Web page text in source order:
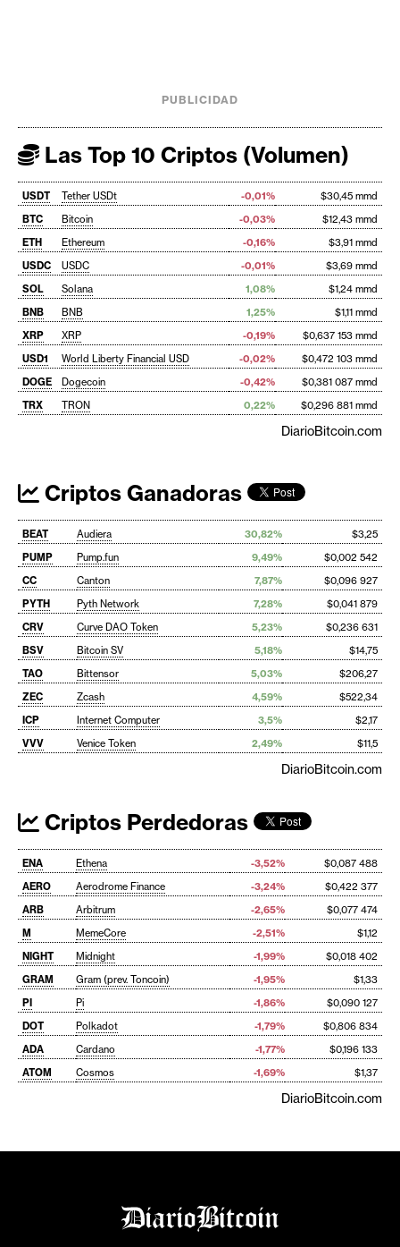
PUBLICIDAD
Las Top 10 Criptos (Volumen)
USDT Tether USDt -0,01%
$30,45 mmd
BTC
Bitcoin -0,03%
$12,43 mmd
ETH
Ethereum -0,16%
$3,91 mmd
USDC
USDC -0,01%
$3,69 mmd
SOL
Solana 1,08%
$1,24 mmd
BNB
BNB 1,25%
$1,11 mmd
XRP
XRP -0,19%
$0,637 153 mmd
USD1
World Liberty Financial USD -0,02%
$0,472 103 mmd
DOGE
Dogecoin -0,42%
$0,381 087 mmd
TRX
TRON 0,22% $0,296 881 mmd
DiarioBitcoin.com
Criptos Ganadoras
BEAT Audiera 30,82%
$3,25
PUMP
Pump.fun 9,49%
$0,002 542
CC
Canton 7,87%
$0,096 927
PYTH
Pyth Network 7,28%
$0,041 879
CRV
Curve DAO Token 5,23%
$0,236 631
BSV
Bitcoin SV 5,18%
$14,75
TAO
Bittensor 5,03%
$206,27
ZEC
Zcash 4,59%
$522,34
ICP
Internet Computer 3,5%
$2,17
VVV
Venice Token 2,49% $11,5
DiarioBitcoin.com
Criptos Perdedoras
ENA Ethena -3,52%
$0,087 488
AERO
Aerodrome Finance -3,24%
$0,422 377
ARB
Arbitrum -2,65%
$0,077 474
M
MemeCore -2,51%
$1,12
NIGHT
Midnight -1,99%
$0,018 402
GRAM
Gram (prev. Toncoin) -1,95%
$1,33
PI
Pi -1,86%
$0,090 127
DOT
Polkadot -1,79%
$0,806 834
ADA
Cardano -1,77%
$0,196 133
ATOM
Cosmos -1,69% $1,37
DiarioBitcoin.com